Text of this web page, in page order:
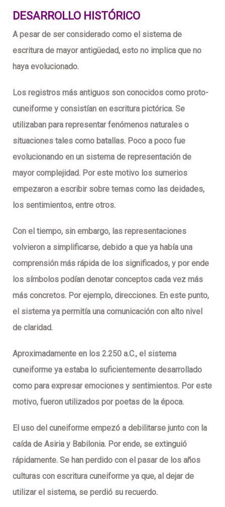
DESARROLLO HISTÓRICO
A pesar de ser considerado como el sistema de
escritura de mayor antigüedad, esto no implica que no
haya evolucionado.
Los registros más antiguos son conocidos como proto-
cuneiforme y consistían en escritura pictórica. Se
utilizaban para representar fenómenos naturales o
situaciones tales como batallas. Poco a poco fue
evolucionando en un sistema de representación de
mayor complejidad. Por este motivo los sumerios
empezaron a escribir sobre temas como las deidades,
los sentimientos, entre otros.
Con el tiempo, sin embargo, las representaciones
volvieron a simplificarse, debido a que ya había una
comprensión más rápida de los significados, y por ende
los símbolos podían denotar conceptos cada vez más
más concretos. Por ejemplo, direcciones. En este punto,
el sistema ya permitía una comunicación con alto nivel
de claridad.
Aproximadamente en los 2.250 a.C., el sistema
cuneiforme ya estaba lo suficientemente desarrollado
como para expresar emociones y sentimientos. Por este
motivo, fueron utilizados por poetas de la época.
El uso del cuneiforme empezó a debilitarse junto con la
caída de Asiria y Babilonia. Por ende, se extinguió
rápidamente. Se han perdido con el pasar de los años
culturas con escritura cuneiforme ya que, al dejar de
utilizar el sistema, se perdió su recuerdo.